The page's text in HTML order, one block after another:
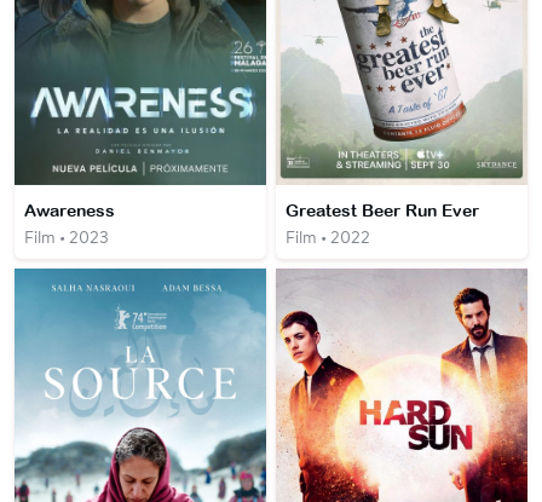
Awareness
Film • 2023
Greatest Beer Run Ever
Film • 2022